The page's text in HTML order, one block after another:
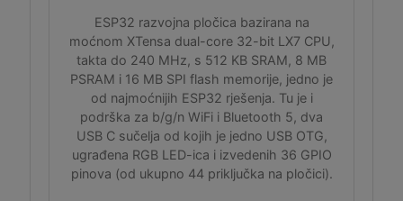
ESP32 razvojna pločica bazirana na
moćnom XTensa dual-core 32-bit LX7 CPU,
takta do 240 MHz, s 512 KB SRAM, 8 MB
PSRAM i 16 MB SPI flash memorije, jedno je
od najmoćnijih ESP32 rješenja. Tu je i
podrška za b/g/n WiFi i Bluetooth 5, dva
USB C sučelja od kojih je jedno USB OTG,
ugrađena RGB LED-ica i izvedenih 36 GPIO
pinova (od ukupno 44 priključka na pločici).